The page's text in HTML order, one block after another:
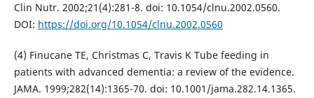
Clin Nutr. 2002;21(4):281-8. doi: 10.1054/clnu.2002.0560.
DOI: https://doi.org/10.1054/clnu.2002.0560
(4) Finucane TE, Christmas C, Travis K Tube feeding in
patients with advanced dementia: a review of the evidence.
JAMA. 1999;282(14):1365-70. doi: 10.1001/jama.282.14.1365.